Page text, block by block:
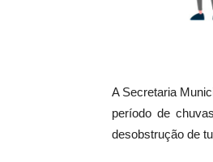
A Secretaria
período de
desobstrução de